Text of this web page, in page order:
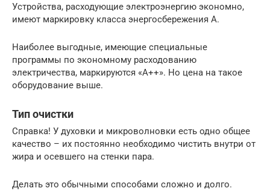
Устройства, расходующие электроэнергию экономно,
имеют маркировку класса энергосбережения А.
Наиболее выгодные, имеющие специальные
программы по экономному расходованию
электричества, маркируются «А++». Но цена на такое
оборудование выше.
Тип очистки
Справка! У духовки и микроволновки есть одно общее
качество – их постоянно необходимо чистить внутри от
жира и осевшего на стенки пара.
Делать это обычными способами сложно и долго.